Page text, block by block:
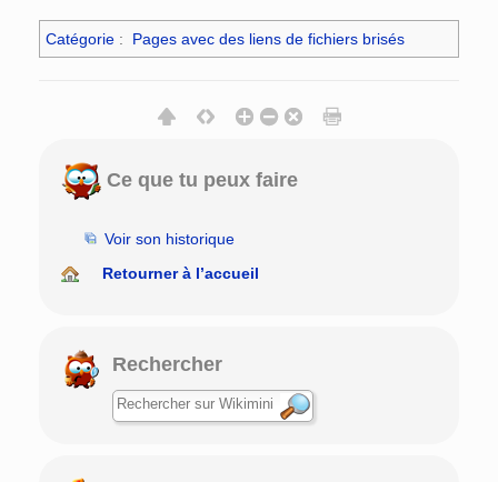
Catégorie : Pages avec des liens de fichiers brisés
Ce que tu peux faire
Voir son historique
Retourner à l’accueil
Rechercher